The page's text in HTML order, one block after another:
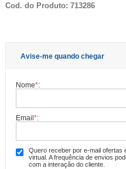
Cod. do Produto: 713286
Avise-me quando chegar
Nome*:
Email*:
Quero receber por e-mail ofertas
virtual. A frequência de envios
com a interação do cliente.